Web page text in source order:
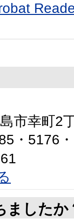
市幸町2
・5176
ましたか